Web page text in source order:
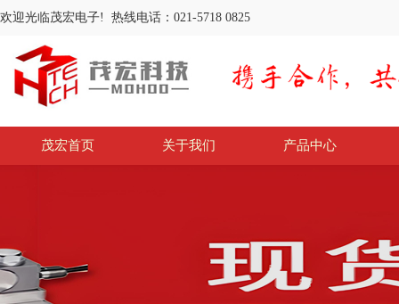
欢迎光临茂宏电子! 热线电话：021-5718 0825
茂宏首页 关于我们 产品中心